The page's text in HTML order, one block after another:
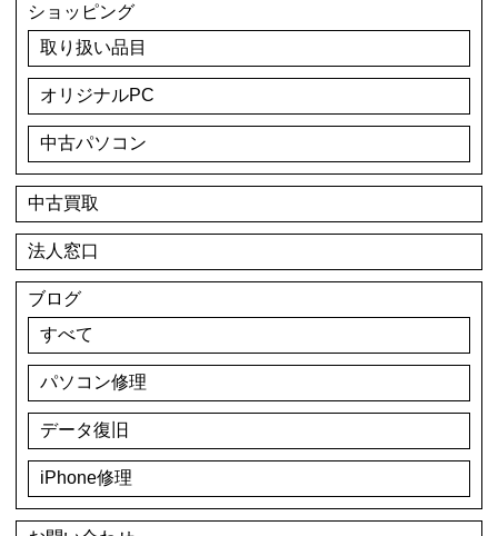
ショッピング
取り扱い品目
オリジナルPC
中古パソコン
中古買取
法人窓口
ブログ
すべて
パソコン修理
データ復旧
iPhone修理